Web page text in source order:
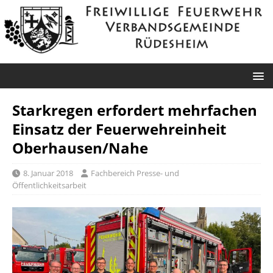
Starkregen erfordert mehrfachen
Einsatz der Feuerwehreinheit
Oberhausen/Nahe
8. Januar 2018
Fachbereich Presse- und
Öffentlichkeitsarbeit